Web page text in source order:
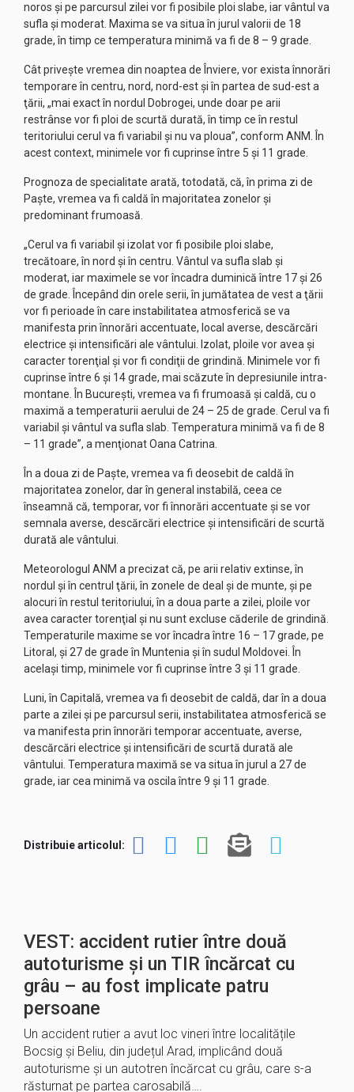
noros şi pe parcursul zilei vor fi posibile ploi slabe, iar vântul va
sufla şi moderat. Maxima se va situa în jurul valorii de 18
grade, în timp ce temperatura minimă va fi de 8 – 9 grade.
Cât priveşte vremea din noaptea de Înviere, vor exista înnorări
temporare în centru, nord, nord-est şi în partea de sud-est a
ţării, „mai exact în nordul Dobrogei, unde doar pe arii
restrânse vor fi ploi de scurtă durată, în timp ce în restul
teritoriului cerul va fi variabil şi nu va ploua”, conform ANM. În
acest context, minimele vor fi cuprinse între 5 şi 11 grade.
Prognoza de specialitate arată, totodată, că, în prima zi de
Paşte, vremea va fi caldă în majoritatea zonelor şi
predominant frumoasă.
„Cerul va fi variabil şi izolat vor fi posibile ploi slabe,
trecătoare, în nord şi în centru. Vântul va sufla slab şi
moderat, iar maximele se vor încadra duminică între 17 şi 26
de grade. Începând din orele serii, în jumătatea de vest a ţării
vor fi perioade în care instabilitatea atmosferică se va
manifesta prin înnorări accentuate, local averse, descărcări
electrice şi intensificări ale vântului. Izolat, ploile vor avea şi
caracter torenţial şi vor fi condiţii de grindină. Minimele vor fi
cuprinse între 6 şi 14 grade, mai scăzute în depresiunile intra-
montane. În Bucureşti, vremea va fi frumoasă şi caldă, cu o
maximă a temperaturii aerului de 24 – 25 de grade. Cerul va fi
variabil şi vântul va sufla slab. Temperatura minimă va fi de 8
– 11 grade”, a menţionat Oana Catrina.
În a doua zi de Paşte, vremea va fi deosebit de caldă în
majoritatea zonelor, dar în general instabilă, ceea ce
înseamnă că, temporar, vor fi înnorări accentuate şi se vor
semnala averse, descărcări electrice şi intensificări de scurtă
durată ale vântului.
Meteorologul ANM a precizat că, pe arii relativ extinse, în
nordul şi în centrul ţării, în zonele de deal şi de munte, şi pe
alocuri în restul teritoriului, în a doua parte a zilei, ploile vor
avea caracter torenţial şi nu sunt excluse căderile de grindină.
Temperaturile maxime se vor încadra între 16 – 17 grade, pe
Litoral, şi 27 de grade în Muntenia şi în sudul Moldovei. În
acelaşi timp, minimele vor fi cuprinse între 3 şi 11 grade.
Luni, în Capitală, vremea va fi deosebit de caldă, dar în a doua
parte a zilei şi pe parcursul serii, instabilitatea atmosferică se
va manifesta prin înnorări temporar accentuate, averse,
descărcări electrice şi intensificări de scurtă durată ale
vântului. Temperatura maximă se va situa în jurul a 27 de
grade, iar cea minimă va oscila între 9 şi 11 grade.
Distribuie articolul:
VEST: accident rutier între două
autoturisme și un TIR încărcat cu
grâu – au fost implicate patru
persoane
Un accident rutier a avut loc vineri între localitățile
Bocsig și Beliu, din județul Arad, implicând două
autoturisme și un autotren încărcat cu grâu, care s-a
răsturnat pe partea carosabilă….